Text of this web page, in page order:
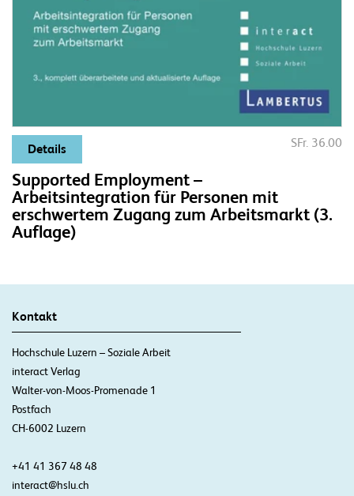
Details SFr. 36.00
Supported Employment –
Arbeitsintegration für Personen mit
erschwertem Zugang zum Arbeitsmarkt (3.
Auflage)
Kontakt
Hochschule Luzern – Soziale Arbeit
interact Verlag
Walter-von-Moos-Promenade 1
Postfach
CH-6002 Luzern
+41 41 367 48 48
interact@hslu.ch